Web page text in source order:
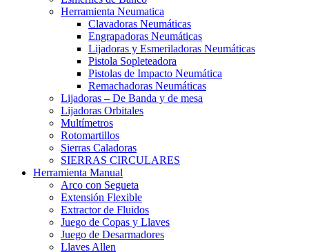
Herramienta Neumatica
Clavadoras Neumáticas
Engrapadoras Neumáticas
Lijadoras y Esmeriladoras Neumáticas
Pistola Sopleteadora
Pistolas de Impacto Neumática
Remachadoras Neumáticas
Lijadoras – De Banda y de mesa
Lijadoras Orbitales
Multímetros
Rotomartillos
Sierras Caladoras
SIERRAS CIRCULARES
Herramienta Manual
Arco con Segueta
Extensión Flexible
Extractor de Fluidos
Juego de Copas y Llaves
Juego de Desarmadores
Llaves Allen